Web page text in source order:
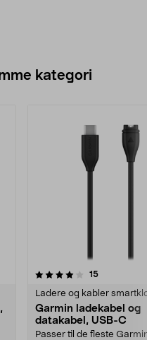
kategori
15anmeldelser
Ladere og kabler
Garmin ladekabel og
datakabel, USB-C
Passer til de fleste
4.5 av 5 stjerner